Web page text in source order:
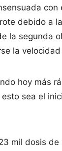
con
debido a
la segunda
la velocidad
hoy más
sea el
mil dosis